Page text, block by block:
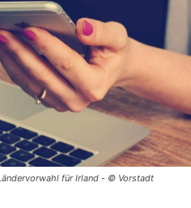
für Irland - © Vorstadt